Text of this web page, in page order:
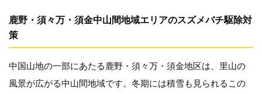
鹿野・須々万・須金中山間地域エリアのスズメバチ駆除対
策
中国山地の一部にあたる鹿野・須々万・須金地区は、里山の
風景が広がる中山間地域です。冬期には積雪も見られるこの